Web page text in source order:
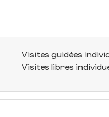
Visites guidées
Visites libres